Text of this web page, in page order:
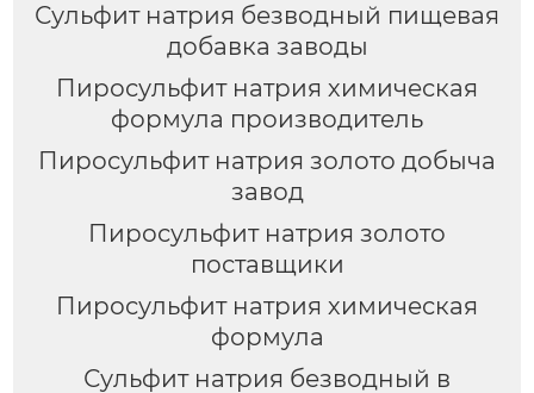
Сульфит натрия безводный пищевая
добавка заводы
Пиросульфит натрия химическая
формула производитель
Пиросульфит натрия золото добыча
завод
Пиросульфит натрия золото
поставщики
Пиросульфит натрия химическая
формула
Сульфит натрия безводный в